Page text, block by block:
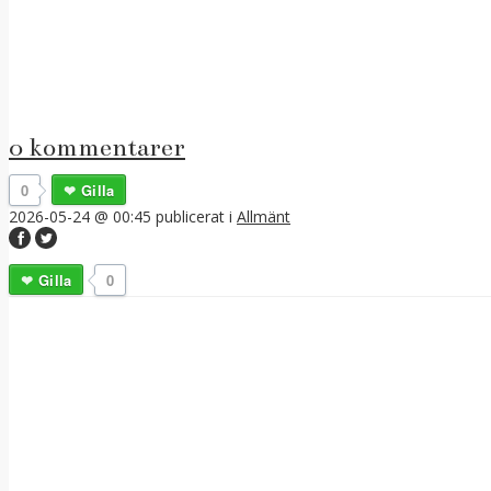
0 kommentarer
0
Gilla
2026-05-24 @ 00:45 publicerat i Allmänt
0
Gilla